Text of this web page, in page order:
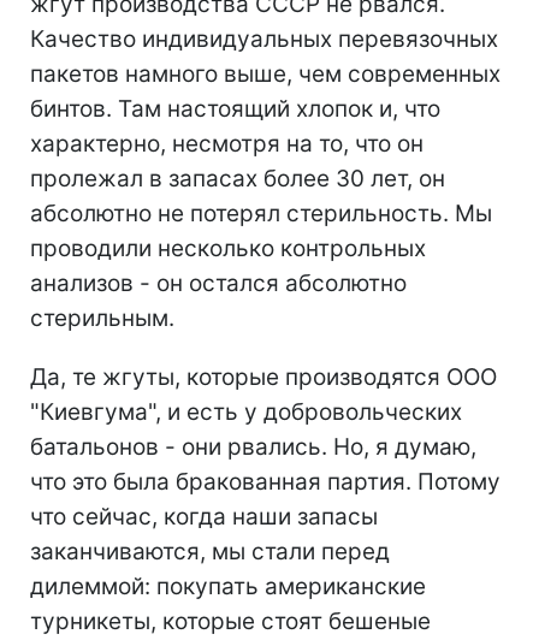
Качество индивидуальных перевязочных
пакетов намного выше, чем современных
бинтов. Там настоящий хлопок и, что
характерно, несмотря на то, что он
пролежал в запасах более 30 лет, он
абсолютно не потерял стерильность. Мы
проводили несколько контрольных
анализов - он остался абсолютно
стерильным.
Да, те жгуты, которые производятся ООО
"Киевгума", и есть у добровольческих
батальонов - они рвались. Но, я думаю,
что это была бракованная партия. Потому
что сейчас, когда наши запасы
заканчиваются, мы стали перед
дилеммой: покупать американские
турникеты, которые стоят бешеные